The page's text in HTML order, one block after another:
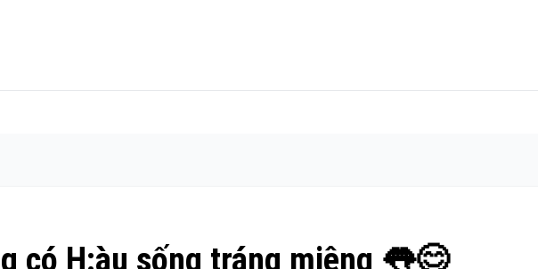
có H:àu sống tráng miệng 👅😊